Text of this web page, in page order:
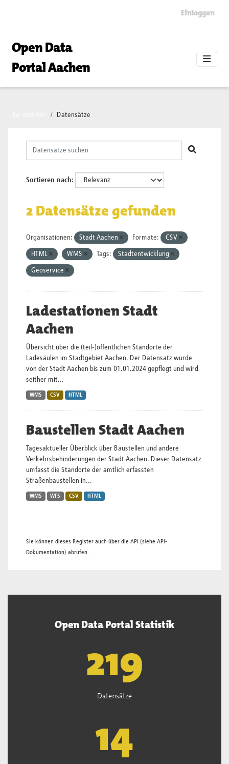
Einloggen
Open Data
Portal Aachen
Datensätze
Sortieren nach
2 Datensätze gefunden
Organisationen: Stadt Aachen Formate: CSV
HTML WMS Tags: Stadtentwicklung
Geoservice
Ladestationen Stadt
Aachen
Übersicht über die (teil-)öffentlichen Standorte der
Ladesäulen im Stadtgebiet Aachen. Der Datensatz wurde
von der Stadt Aachen bis zum 01.01.2024 gepflegt und wird
seither mit...
WMS CSV HTML
Baustellen Stadt Aachen
Tagesaktueller Überblick über Baustellen und andere
Verkehrsbehinderungen der Stadt Aachen. Dieser Datensatz
umfasst die Standorte der amtlich erfassten
Straßenbaustellen in...
WMS WFS CSV HTML
Sie können dieses Register auch über die API (siehe API-
Dokumentation) abrufen.
Open Data Portal Statistik
220
Datensätze
15